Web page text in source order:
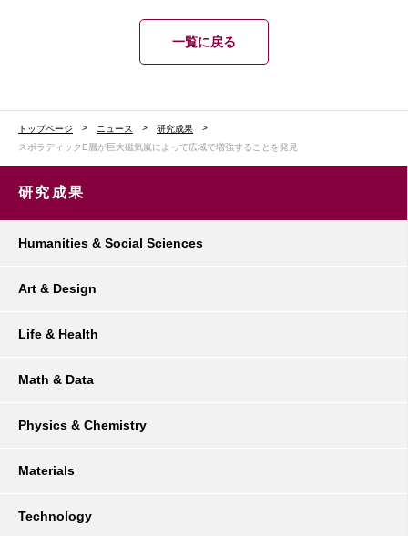
一覧に戻る
トップページ ニュース
研究成果
スポラディックE層が巨大磁気嵐によって広域で増強することを発見
研究成果
Humanities & Social Sciences
Art & Design
Life & Health
Math & Data
Physics & Chemistry
Materials
Technology